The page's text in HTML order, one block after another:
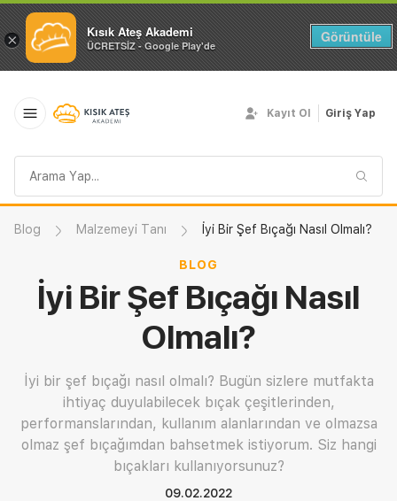
× Kısık Ateş Akademi
ÜCRETSİZ - Google Play'de
Görüntüle
sorgusu
Kayıt Ol Giriş Yap
Blog Malzemeyi Tanı İyi Bir Şef Bıçağı Nasıl Olmalı?
BLOG
İyi Bir Şef Bıçağı Nasıl
Olmalı?
İyi bir şef bıçağı nasıl olmalı? Bugün sizlere mutfakta
ihtiyaç duyulabilecek bıçak çeşitlerinden,
performanslarından, kullanım alanlarından ve olmazsa
olmaz şef bıçağımdan bahsetmek istiyorum. Siz hangi
bıçakları kullanıyorsunuz?
09.02.2022